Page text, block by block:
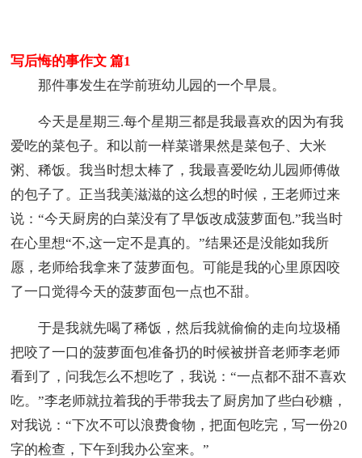
写后悔的事作文 篇1
那件事发生在学前班幼儿园的一个早晨。
今天是星期三.每个星期三都是我最喜欢的因为有我
爱吃的菜包子。和以前一样菜谱果然是菜包子、大米
粥、稀饭。我当时想太棒了，我最喜爱吃幼儿园师傅做
的包子了。正当我美滋滋的这么想的时候，王老师过来
说：“今天厨房的白菜没有了早饭改成菠萝面包.”我当时
在心里想“不,这一定不是真的。”结果还是没能如我所
愿，老师给我拿来了菠萝面包。可能是我的心里原因咬
了一口觉得今天的菠萝面包一点也不甜。
于是我就先喝了稀饭，然后我就偷偷的走向垃圾桶
把咬了一口的菠萝面包准备扔的时候被拼音老师李老师
看到了，问我怎么不想吃了，我说：“一点都不甜不喜欢
吃。”李老师就拉着我的手带我去了厨房加了些白砂糖，
对我说：“下次不可以浪费食物，把面包吃完，写一份20
字的检查，下午到我办公室来。”